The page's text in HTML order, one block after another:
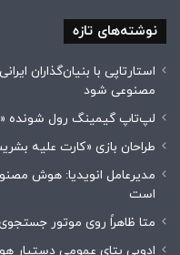
نوشته‌های تازه
استارتاپی با بنیان‌گذاران
مصنوعی شود
لپ‌تاپ گیمینگ رول شونده «لنوو» با
طراحان بازی «کارت علیه
است
متا ظاهراً روی موتور